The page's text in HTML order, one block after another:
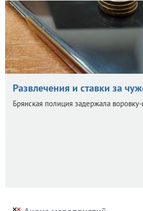
Развлечения и ставки за
Брянская полиция задержала